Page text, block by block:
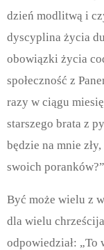
dzień modlitwą i
dyscyplina życia
obowiązki życia
społeczność z
razy w ciągu
starszego brata z
będzie na mnie
swoich poranków?”
Być może wielu z
dla wielu
odpowiedział: „To